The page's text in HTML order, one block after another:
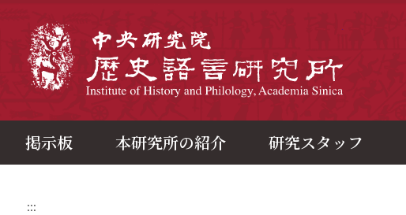
掲示板 本研究所の紹介 研究スタッフ
:::